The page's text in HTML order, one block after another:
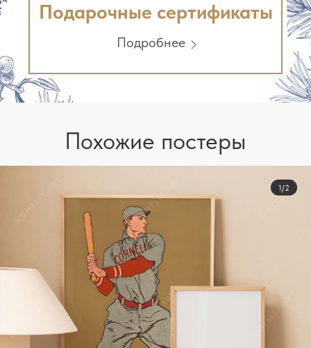
Подарочные сертификаты
Подробнее
Похожие постеры
1/2